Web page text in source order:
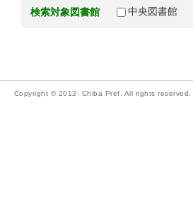
検索対象図書館 中央図書館
Copyright © 2012- Chiba Pref. All rights reserved.